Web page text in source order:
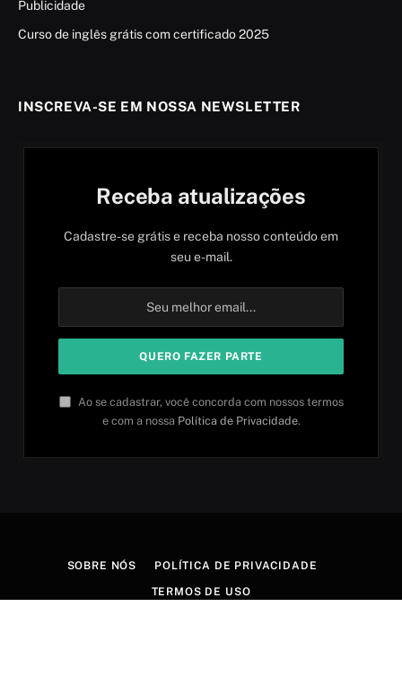
Publicidade
Curso de inglês grátis com certificado 2025
INSCREVA-SE EM NOSSA NEWSLETTER
Receba atualizações
Cadastre-se grátis e receba nosso conteúdo em
seu e-mail.
Ao se cadastrar, você concorda com nossos termos
e com a nossa Política de Privacidade.
SOBRE NÓS POLÍTICA DE PRIVACIDADE
TERMOS DE USO